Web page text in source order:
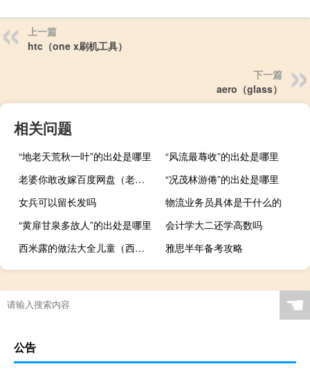
上一篇
htc（one x刷机工具）
下一篇
aero（glass）
相关问题
“地老天荒秋一叶”的出处是哪里
“风流最蓐收”的出处是哪里
老婆你敢改嫁百度网盘（老婆你敢改嫁）
“况茂林游倦”的出处是哪里
女兵可以留长发吗
物流业务员具体是干什么的
“黄扉甘泉多故人”的出处是哪里
会计学大二还学高数吗
西米露的做法大全儿童（西米露的做法）
雅思半年备考攻略
☚
公告